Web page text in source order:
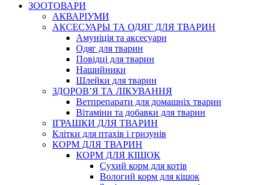
ЗООТОВАРИ
АКВАРІУМИ
АКСЕСУАРЫ ТА ОДЯГ ДЛЯ ТВАРИН
Амуніція та аксесуари
Одяг для тварин
Повідці для тварин
Нашийники
Шлейки для тварин
ЗДОРОВ’Я ТА ЛІКУВАННЯ
Ветпрепарати для домашніх тварин
Вітаміни та добавки для тварин
ІГРАШКИ ДЛЯ ТВАРИН
Клітки для птахів і гризунів
КОРМ ДЛЯ ТВАРИН
КОРМ ДЛЯ КІШОК
Сухий корм для котів
Вологий корм для кішок